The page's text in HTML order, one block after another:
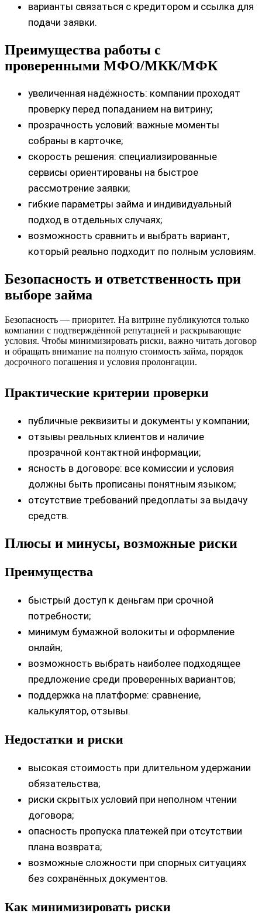
варианты связаться с кредитором и ссылка для
подачи заявки.
Преимущества работы с
проверенными МФО/МКК/МФК
увеличенная надёжность: компании проходят
проверку перед попаданием на витрину;
прозрачность условий: важные моменты
собраны в карточке;
скорость решения: специализированные
сервисы ориентированы на быстрое
рассмотрение заявки;
гибкие параметры займа и индивидуальный
подход в отдельных случаях;
возможность сравнить и выбрать вариант,
который реально подходит по полным условиям.
Безопасность и ответственность при
выборе займа
Безопасность — приоритет. На витрине публикуются только
компании с подтверждённой репутацией и раскрывающие
условия. Чтобы минимизировать риски, важно читать договор
и обращать внимание на полную стоимость займа, порядок
досрочного погашения и условия пролонгации.
Практические критерии проверки
публичные реквизиты и документы у компании;
отзывы реальных клиентов и наличие
прозрачной контактной информации;
ясность в договоре: все комиссии и условия
должны быть прописаны понятным языком;
отсутствие требований предоплаты за выдачу
средств.
Плюсы и минусы, возможные риски
Преимущества
быстрый доступ к деньгам при срочной
потребности;
минимум бумажной волокиты и оформление
онлайн;
возможность выбрать наиболее подходящее
предложение среди проверенных вариантов;
поддержка на платформе: сравнение,
калькулятор, отзывы.
Недостатки и риски
высокая стоимость при длительном удержании
обязательства;
риски скрытых условий при неполном чтении
договора;
опасность пропуска платежей при отсутствии
плана возврата;
возможные сложности при спорных ситуациях
без сохранённых документов.
Как минимизировать риски